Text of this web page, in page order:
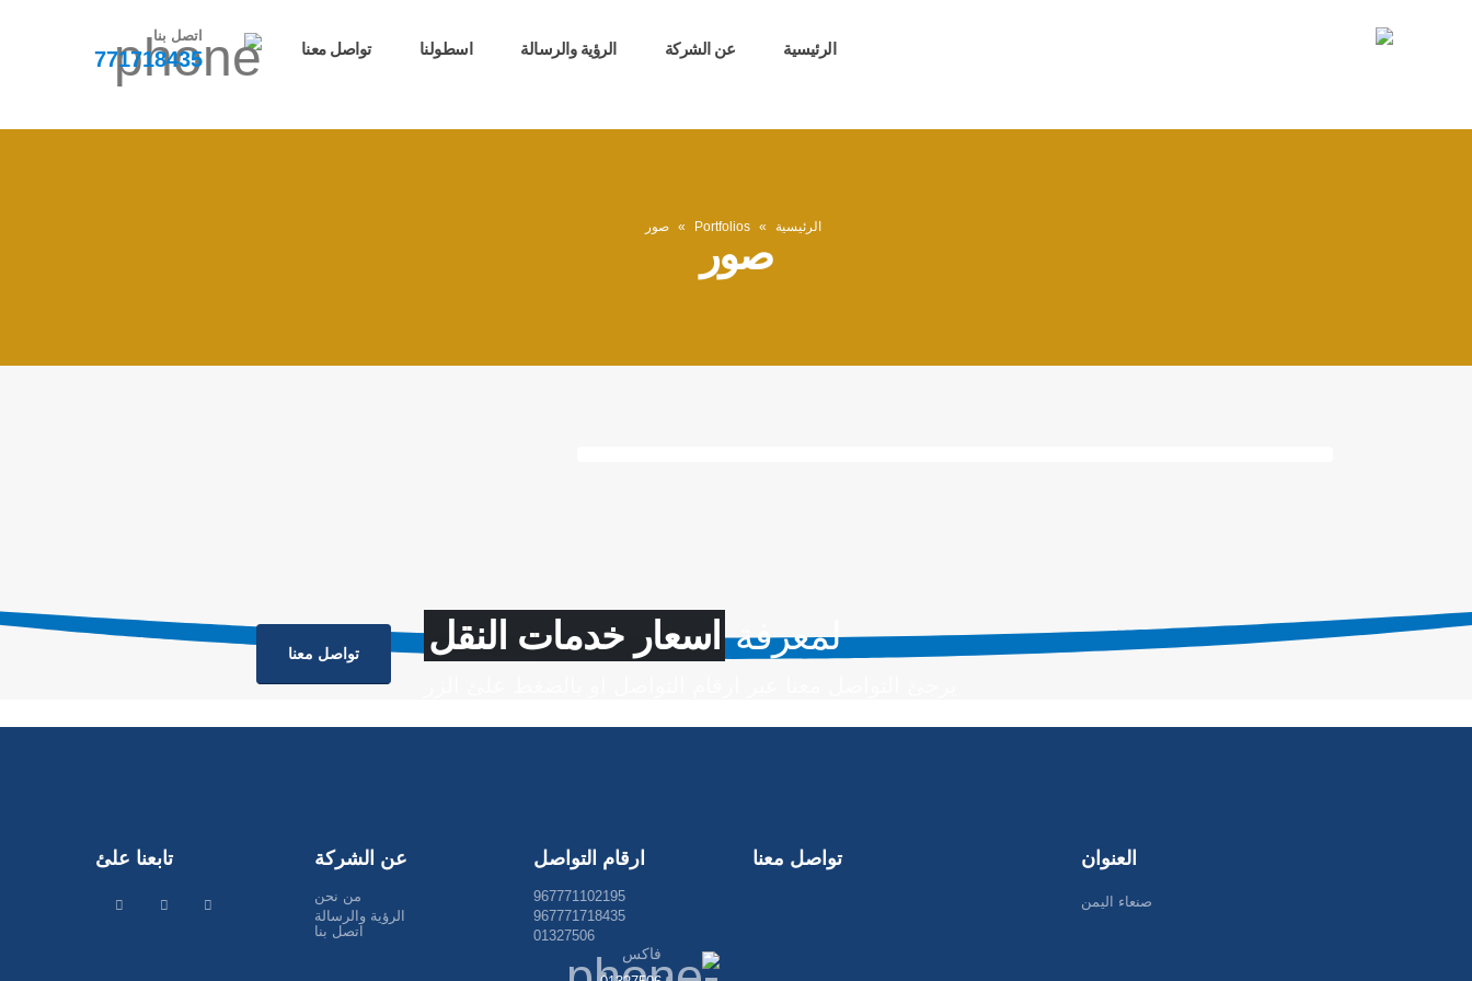
الرئيسية عن الشركة الرؤية والرسالة اسطولنا تواصل معنا
اتصل بنا
771718435
الرئيسية »
Portfolios
» صور
صور
لمعرفة اسعار خدمات النقل تواصل معنا
العنوان
صنعاء اليمن
تواصل معنا ارقام التواصل
967771102195
967771718435
01327506
فاكس
عن الشركة
من نحن
الرؤية والرسالة
اتصل بنا
تابعنا علئ